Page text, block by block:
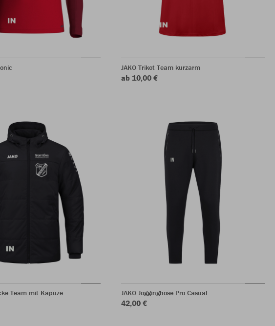
JAKO Trikot Team kurzarm
ab 10,00 €
Team mit Kapuze JAKO Jogginghose Pro Casual
42,00 €